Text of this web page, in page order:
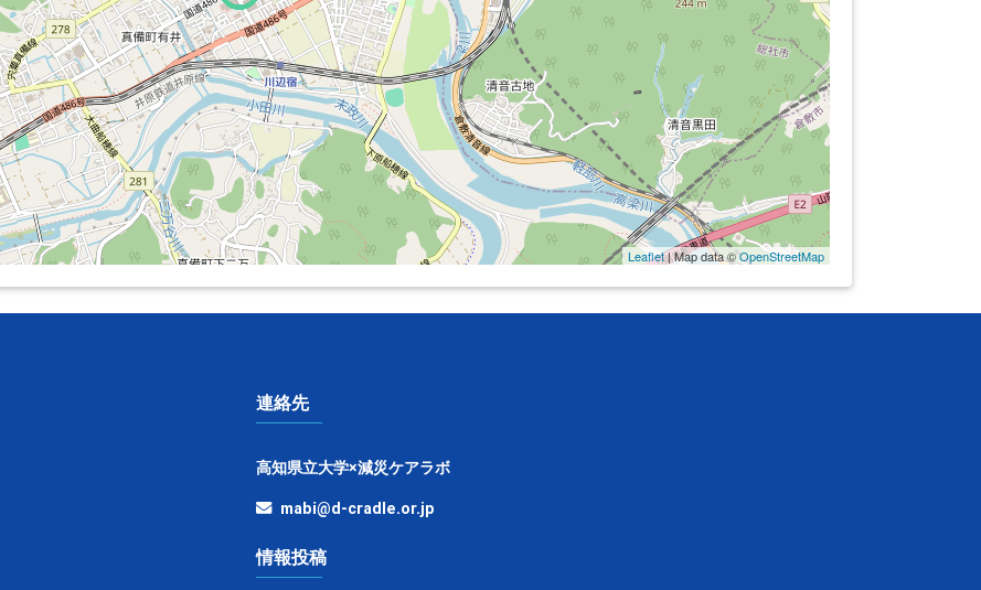
Leaflet| Map data ©OpenStreetMap
連絡先
高知県立大学×減災ケアラボ
mabi@d-cradle.or.jp
情報投稿